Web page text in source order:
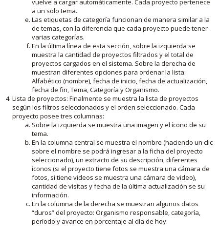
vuelve a cargar automáticamente. Cada proyecto pertenece
a un solo tema.
Las etiquetas de categoría funcionan de manera similar a la
de temas, con la diferencia que cada proyecto puede tener
varias categorías.
En la última línea de esta sección, sobre la izquierda se
muestra la cantidad de proyectos filtrados y el total de
proyectos cargados en el sistema. Sobre la derecha de
muestran diferentes opciones para ordenar la lista:
Alfabético (nombre), fecha de inicio, fecha de actualización,
fecha de fin, Tema, Categoría y Organismo.
Lista de proyectos: Finalmente se muestra la lista de proyectos
según los filtros seleccionados y el orden seleccionado. Cada
proyecto posee tres columnas:
Sobre la izquierda se muestra una imagen y el ícono de su
tema.
En la columna central se muestra el nombre (haciendo un clic
sobre el nombre se podrá ingresar a la ficha del proyecto
seleccionado), un extracto de su descripción, diferentes
íconos (si el proyecto tiene fotos se muestra una cámara de
fotos, si tiene videos se muestra una cámara de video),
cantidad de visitas y fecha de la última actualización se su
información.
En la columna de la derecha se muestran algunos datos
“duros” del proyecto: Organismo responsable, categoría,
período y avance en porcentaje al día de hoy.